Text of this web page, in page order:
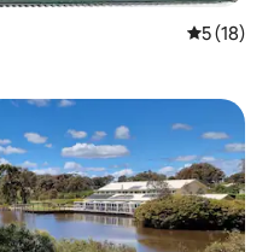
平均评分
5 (18)